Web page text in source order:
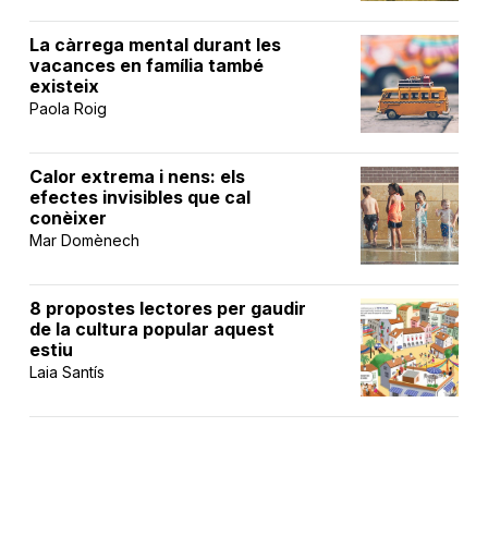
La càrrega mental durant les
vacances en família també
existeix
Paola Roig
Calor extrema i nens: els
efectes invisibles que cal
conèixer
Mar Domènech
8 propostes lectores per gaudir
de la cultura popular aquest
estiu
Laia Santís